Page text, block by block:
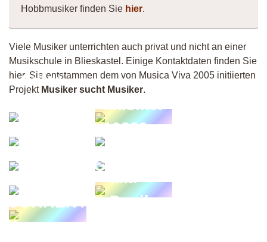
Hobbmusiker finden Sie hier.
Viele Musiker unterrichten auch privat und nicht an einer
Musikschule in Blieskastel. Einige Kontaktdaten finden Sie
hier. Sie entstammen dem von Musica Viva 2005 initiierten
Projekt Musiker sucht Musiker.
Adler-
Musiker
19389
Guitarsilvi
aka
Devils
CURRENT
Y